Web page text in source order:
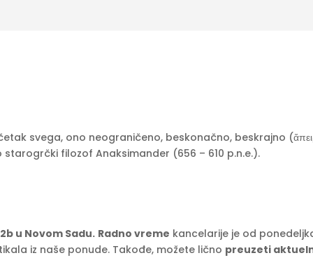
svega, ono neograničeno, beskonačno, beskrajno
filozof Anaksimander (656 – 610 p.n.e.).
u Novom Sadu. Radno vreme kancelarije je od
iz naše ponude. Takođe, možete lično preuzeti